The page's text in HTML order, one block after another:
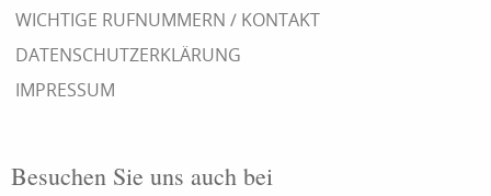
WICHTIGE RUFNUMMERN / KONTAKT
DATENSCHUTZERKLÄRUNG
IMPRESSUM
Besuchen Sie uns auch bei